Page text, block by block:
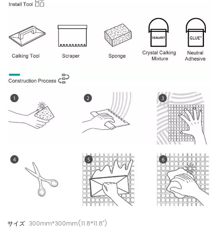
300mm*300mm(11.8*11.8")